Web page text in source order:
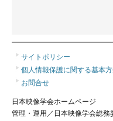
サイトポリシー
個人情報保護に関する基本
お問合せ
日本映像学会ホームページ
管理・運用／日本映像学会総務